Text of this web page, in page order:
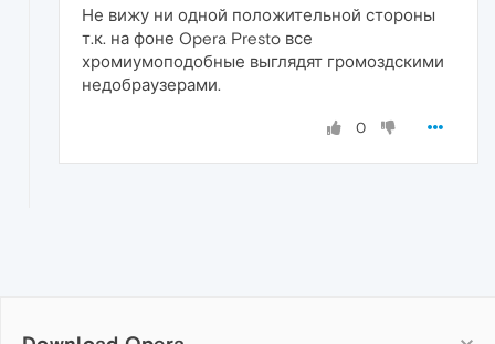
Не вижу ни одной положительной стороны
т.к. на фоне Opera Presto все
хромиумоподобные выглядят громоздскими
недобраузерами.
0